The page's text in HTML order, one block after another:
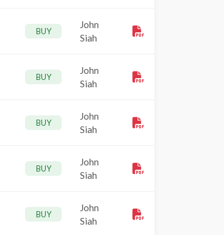
BUY
John
Siah
BUY
John
Siah
BUY
John
Siah
BUY
John
Siah
BUY
John
Siah